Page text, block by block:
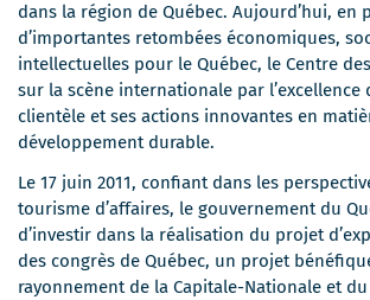
dans la région de Québec. Aujourd’hui, en
d’importantes retombées économiques,
intellectuelles pour le Québec, le Centre
sur la scène internationale par l’excellence
clientèle et ses actions innovantes en
développement durable.
Le 17 juin 2011, confiant dans les
tourisme d’affaires, le gouvernement du
d’investir dans la réalisation du projet
des congrès de Québec, un projet
rayonnement de la Capitale-Nationale et